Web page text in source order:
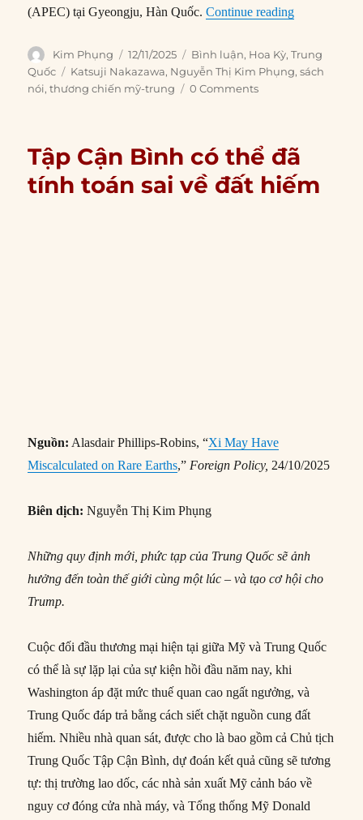
(APEC) tại Gyeongju, Hàn Quốc.Continue reading“Tập tránh
Author
Kim Phụng
Posted
on
12/11/2025 Categories
Bình luận, Hoa Kỳ,Trung
Quốc
Tags
Katsuji Nakazawa, Nguyễn Thị Kim Phụng,sách
nói,thương chiến mỹ-trung 0 Comments
Tập Cận Bình có thể đã
tính toán sai về đất hiếm
Nguồn: Alasdair Phillips-Robins, “Xi May Have
Miscalculated on Rare Earths,” Foreign Policy, 24/10/2025
Biên dịch: Nguyễn Thị Kim Phụng
Những quy định mới, phức tạp của Trung Quốc sẽ ảnh
hưởng đến toàn thế giới cùng một lúc – và tạo cơ hội cho
Trump.
Cuộc đối đầu thương mại hiện tại giữa Mỹ và Trung Quốc
có thể là sự lặp lại của sự kiện hồi đầu năm nay, khi
Washington áp đặt mức thuế quan cao ngất ngưởng, và
Trung Quốc đáp trả bằng cách siết chặt nguồn cung đất
hiếm. Nhiều nhà quan sát, được cho là bao gồm cả Chủ tịch
Trung Quốc Tập Cận Bình, dự đoán kết quả cũng sẽ tương
tự: thị trường lao dốc, các nhà sản xuất Mỹ cảnh báo về
nguy cơ đóng cửa nhà máy, và Tổng thống Mỹ Donald